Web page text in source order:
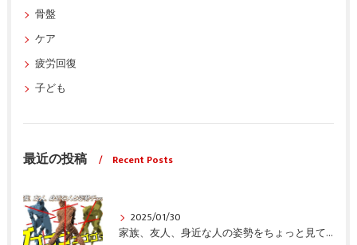
骨盤
ケア
疲労回復
子ども
最近の投稿 Recent Posts
2025/01/30
家族、友人、身近な人の姿勢をちょっと見てみませんか？